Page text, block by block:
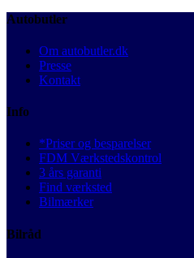
Autobutler
Om autobutler.dk
Presse
Kontakt
Info
*Priser og besparelser
FDM Værkstedskontrol
3 års garanti
Find værksted
Bilmærker
Bilråd